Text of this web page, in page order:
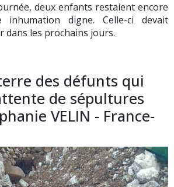
deux enfants restaient encore
inhumation digne. Celle-ci devait
les prochains jours.
des défunts qui
de sépultures
VELIN - France-